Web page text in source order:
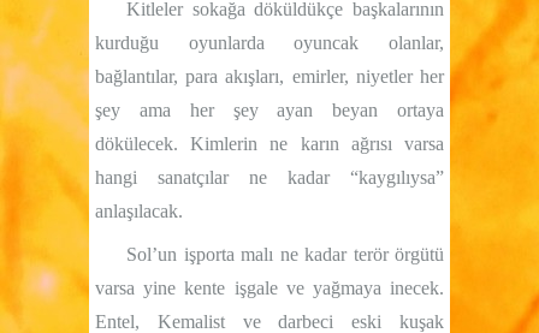
Kitleler sokağa döküldükçe başkalarının
kurduğu oyunlarda oyuncak olanlar,
bağlantılar, para akışları, emirler, niyetler her
şey ama her şey ayan beyan ortaya
dökülecek. Kimlerin ne karın ağrısı varsa
hangi sanatçılar ne kadar “kaygılıysa”
anlaşılacak.
Sol’un işporta malı ne kadar terör örgütü
varsa yine kente işgale ve yağmaya inecek.
Entel, Kemalist ve darbeci eski kuşak